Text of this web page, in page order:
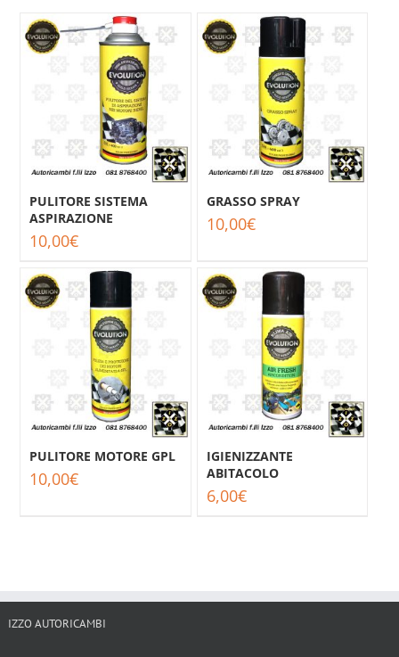
PULITORE SISTEMA
ASPIRAZIONE
10,00€
GRASSO SPRAY
10,00€
PULITORE MOTORE GPL
10,00€
IGIENIZZANTE
ABITACOLO
6,00€
IZZO AUTORICAMBI